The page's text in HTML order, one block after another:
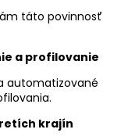
táto povinnosť
a profilovanie
automatizované
krajín